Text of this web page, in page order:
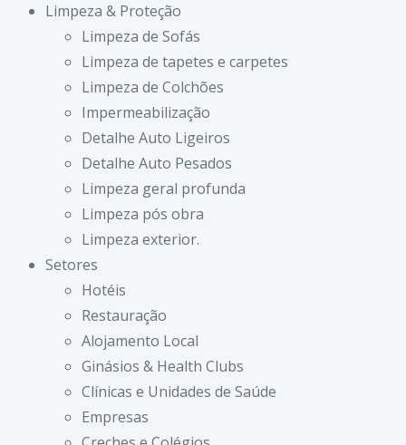
Limpeza & Proteção
Limpeza de Sofás
Limpeza de tapetes e carpetes
Limpeza de Colchões
Impermeabilização
Detalhe Auto Ligeiros
Detalhe Auto Pesados
Limpeza geral profunda
Limpeza pós obra
Limpeza exterior.
Setores
Hotéis
Restauração
Alojamento Local
Ginásios & Health Clubs
Clínicas e Unidades de Saúde
Empresas